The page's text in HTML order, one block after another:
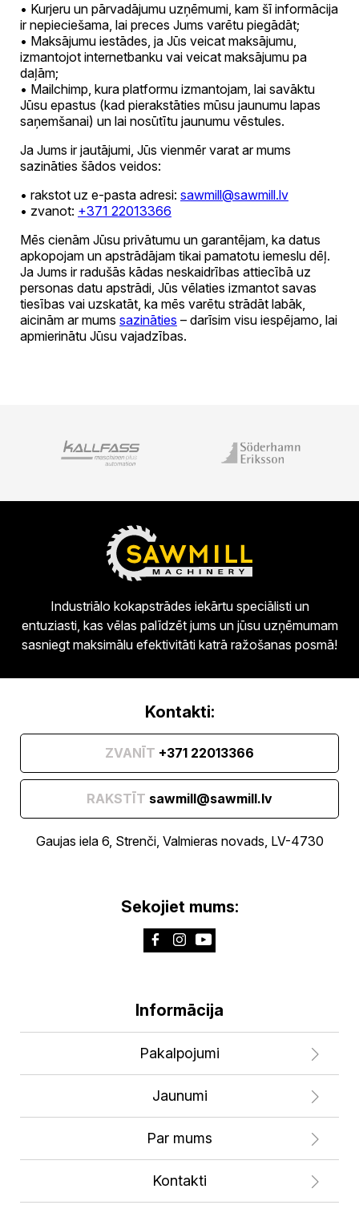
• Kurjeru un pārvadājumu uzņēmumi, kam šī informācija
ir nepieciešama, lai preces Jums varētu piegādāt;
• Maksājumu iestādes, ja Jūs veicat maksājumu,
izmantojot internetbanku vai veicat maksājumu pa
daļām;
• Mailchimp, kura platformu izmantojam, lai savāktu
Jūsu epastus (kad pierakstāties mūsu jaunumu lapas
saņemšanai) un lai nosūtītu jaunumu vēstules.
Ja Jums ir jautājumi, Jūs vienmēr varat ar mums
sazināties šādos veidos:
• rakstot uz e-pasta adresi: sawmill@sawmill.lv
• zvanot: +371 22013366
Mēs cienām Jūsu privātumu un garantējam, ka datus
apkopojam un apstrādājam tikai pamatotu iemeslu dēļ.
Ja Jums ir radušās kādas neskaidrības attiecībā uz
personas datu apstrādi, Jūs vēlaties izmantot savas
tiesības vai uzskatāt, ka mēs varētu strādāt labāk,
aicinām ar mums sazināties – darīsim visu iespējamo, lai
apmierinātu Jūsu vajadzības.
Industriālo kokapstrādes iekārtu speciālisti un
entuziasti, kas vēlas palīdzēt jums un jūsu uzņēmumam
sasniegt maksimālu efektivitāti katrā ražošanas posmā!
Kontakti:
ZVANĪT +371 22013366
RAKSTĪT sawmill@sawmill.lv
Gaujas iela 6, Strenči, Valmieras novads, LV-4730
Sekojiet mums:
Informācija
Pakalpojumi
Jaunumi
Par mums
Kontakti